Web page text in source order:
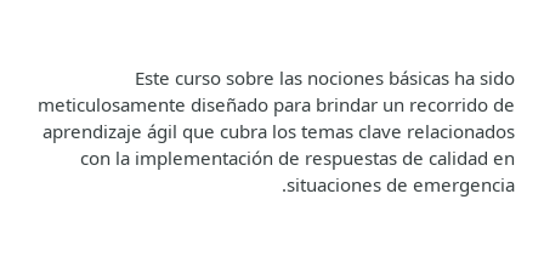
Este curso sobre las nociones básicas ha sido
meticulosamente diseñado para brindar un recorrido de
aprendizaje ágil que cubra los temas clave relacionados
con la implementación de respuestas de calidad en
situaciones de emergencia.